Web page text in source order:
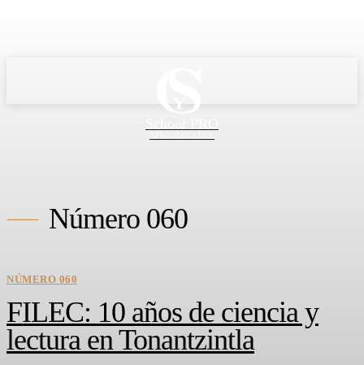
Número 060
NÚMERO 060
FILEC: 10 años de ciencia y
lectura en Tonantzintla